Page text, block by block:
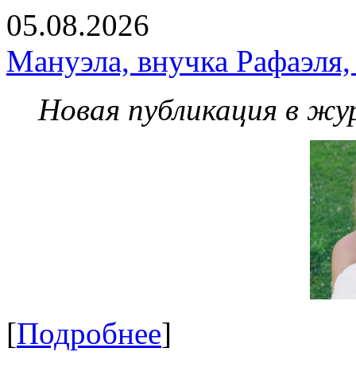
05.08.2026
Мануэла, внучка
Новая публикация в
[Подробнее]